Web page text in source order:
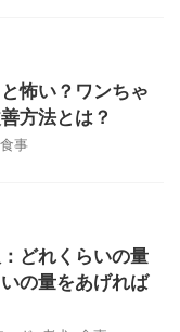
怖い？ワンちゃ
方法とは？
食事
どれくらいの量
の量をあげれば